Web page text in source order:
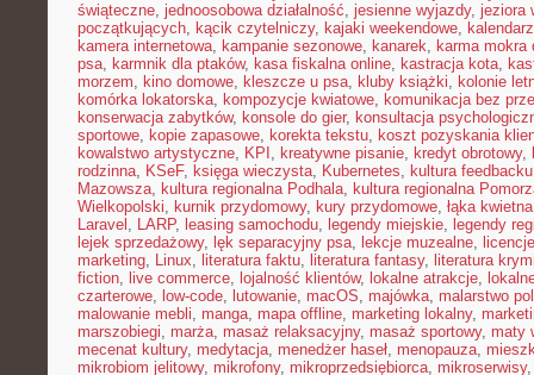
świąteczne, jednoosobowa działalność, jesienne wyjazdy, jeziora
początkujących, kącik czytelniczy, kajaki weekendowe,
kamera internetowa, kampanie sezonowe, kanarek, karma mokra
psa, karmnik dla ptaków, kasa fiskalna online, kastracja kota,
morzem, kino domowe, kleszcze u psa, kluby książki, kolonie
komórka lokatorska, kompozycje kwiatowe, komunikacja bez
konserwacja zabytków, konsole do gier, konsultacja
sportowe, kopie zapasowe, korekta tekstu, koszt pozyskania
kowalstwo artystyczne, KPI , kreatywne pisanie, kredyt obrotowy,
rodzinna, KSeF, księga wieczysta, Kubernetes, kultura feedbacku
Mazowsza, kultura regionalna Podhala, kultura regionalna
Wielkopolski, kurnik przydomowy, kury przydomowe, łąka kwietna
Laravel , LARP, leasing samochodu, legendy miejskie, legendy
lejek sprzedażowy, lęk separacyjny psa, lekcje muzealne, licencje
marketing, Linux, literatura faktu, literatura fantasy, literatura
fiction, live commerce, lojalność klientów, lokalne atrakcje,
czarterowe, low-code, lutowanie, macOS, majówka, malarstwo
malowanie mebli, manga, mapa offline, marketing lokalny,
marszobiegi, marża, masaż relaksacyjny, masaż sportowy, maty
mecenat kultury, medytacja, menedżer haseł, menopauza,
mikrobiom jelitowy, mikrofony, mikroprzedsiębiorca, mikroserwisy